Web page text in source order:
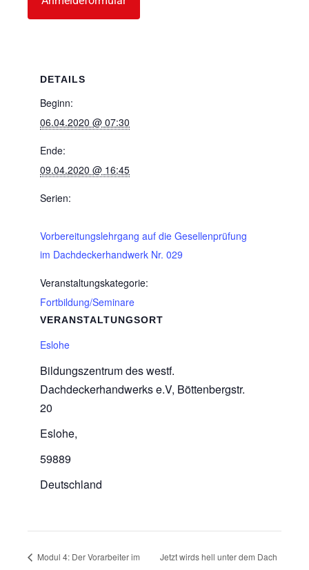
DETAILS
Beginn:
06.04.2020 @ 07:30
Ende:
09.04.2020 @ 16:45
Serien:
Vorbereitungslehrgang auf die Gesellenprüfung
im Dachdeckerhandwerk Nr. 029
Veranstaltungskategorie:
Fortbildung/Seminare
VERANSTALTUNGSORT
Eslohe
Bildungszentrum des westf.
Dachdeckerhandwerks e.V, Böttenbergstr.
20
Eslohe,
59889
Deutschland
Modul 4: Der Vorarbeiter im
Jetzt wirds hell unter dem Dach